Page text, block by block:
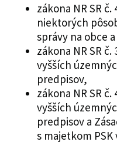
zákona NR SR
niektorých
správy na obce
zákona NR SR č.
vyšších
predpisov,
zákona NR SR
vyšších
predpisov a
s majetkom